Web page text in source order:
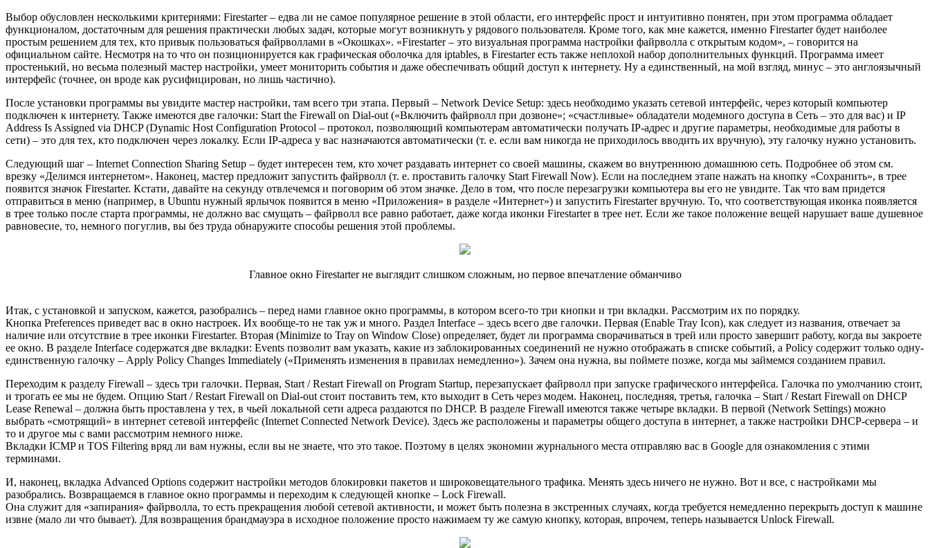
Выбор обусловлен несколькими критериями: Firestarter – едва ли не самое популярное решение в этой области, его интерфейс прост и интуитивно понятен, при этом программа обладает
функционалом, достаточным для решения практически любых задач, которые могут возникнуть у рядового пользователя. Кроме того, как мне кажется, именно Firestarter будет наиболее
простым решением для тех, кто привык пользоваться файрволлами в «Окошках». «Firestarter – это визуальная программа настройки файрволла с открытым кодом», – говорится на
официальном сайте. Несмотря на то что он позиционируется как графическая оболочка для iptables, в Firestarter есть также неплохой набор дополнительных функций. Программа имеет
простенький, но весьма полезный мастер настройки, умеет мониторить события и даже обеспечивать общий доступ к интернету. Ну а единственный, на мой взгляд, минус – это англоязычный
интерфейс (точнее, он вроде как русифицирован, но лишь частично).
После установки программы вы увидите мастер настройки, там всего три этапа. Первый – Network Device Setup: здесь необходимо указать сетевой интерфейс, через который компьютер
подключен к интернету. Также имеются две галочки: Start the Firewall on Dial-out («Включить файрволл при дозвоне»; «счастливые» обладатели модемного доступа в Сеть – это для вас) и IP
Address Is Assigned via DHCP (Dynamic Host Configuration Protocol – протокол, позволяющий компьютерам автоматически получать IP-адрес и другие параметры, необходимые для работы в
сети) – это для тех, кто подключен через локалку. Если IP-адреса у вас назначаются автоматически (т. е. если вам никогда не приходилось вводить их вручную), эту галочку нужно установить.
Следующий шаг – Internet Connection Sharing Setup – будет интересен тем, кто хочет раздавать интернет со своей машины, скажем во внутреннюю домашнюю сеть. Подробнее об этом см.
врезку «Делимся интернетом». Наконец, мастер предложит запустить файрволл (т. е. проставить галочку Start Firewall Now). Если на последнем этапе нажать на кнопку «Сохранить», в трее
появится значок Firestarter. Кстати, давайте на секунду отвлечемся и поговорим об этом значке. Дело в том, что после перезагрузки компьютера вы его не увидите. Так что вам придется
отправиться в меню (например, в Ubuntu нужный ярлычок появится в меню «Приложения» в разделе «Интернет») и запустить Firestarter вручную. То, что соответствующая иконка появляется
в трее только после старта программы, не должно вас смущать – файрволл все равно работает, даже когда иконки Firestarter в трее нет. Если же такое положение вещей нарушает ваше душевное
равновесие, то, немного погуглив, вы без труда обнаружите способы решения этой проблемы.
Главное окно Firestarter не выглядит слишком сложным, но первое впечатление обманчиво
Итак, с установкой и запуском, кажется, разобрались – перед нами главное окно программы, в котором всего-то три кнопки и три вкладки. Рассмотрим их по порядку.
Кнопка Preferences приведет вас в окно настроек. Их вообще-то не так уж и много. Раздел Interface – здесь всего две галочки. Первая (Enable Tray Icon), как следует из названия, отвечает за
наличие или отсутствие в трее иконки Firestarter. Вторая (Minimize to Tray on Window Close) определяет, будет ли программа сворачиваться в трей или просто завершит работу, когда вы закроете
ее окно. В разделе Interface содержатся две вкладки: Events позволит вам указать, какие из заблокированных соединений не нужно отображать в списке событий, а Policy содержит только одну-
единственную галочку – Apply Policy Changes Immediately («Применять изменения в правилах немедленно»). Зачем она нужна, вы поймете позже, когда мы займемся созданием правил.
Переходим к разделу Firewall – здесь три галочки. Первая, Start / Restart Firewall on Program Startup, перезапускает файрволл при запуске графического интерфейса. Галочка по умолчанию стоит,
и трогать ее мы не будем. Опцию Start / Restart Firewall on Dial-out стоит поставить тем, кто выходит в Сеть через модем. Наконец, последняя, третья, галочка – Start / Restart Firewall on DHCP
Lease Renewal – должна быть проставлена у тех, в чьей локальной сети адреса раздаются по DHCP. В разделе Firewall имеются также четыре вкладки. В первой (Network Settings) можно
выбрать «смотрящий» в интернет сетевой интерфейс (Internet Connected Network Device). Здесь же расположены и параметры общего доступа в интернет, а также настройки DHCP-сервера – и
то и другое мы с вами рассмотрим немного ниже.
Вкладки ICMP и TOS Filtering вряд ли вам нужны, если вы не знаете, что это такое. Поэтому в целях экономии журнального места отправляю вас в Google для ознакомления с этими
терминами.
И, наконец, вкладка Advanced Options содержит настройки методов блокировки пакетов и широковещательного трафика. Менять здесь ничего не нужно. Вот и все, с настройками мы
разобрались. Возвращаемся в главное окно программы и переходим к следующей кнопке – Lock Firewall.
Она служит для «запирания» файрволла, то есть прекращения любой сетевой активности, и может быть полезна в экстренных случаях, когда требуется немедленно перекрыть доступ к машине
извне (мало ли что бывает). Для возвращения брандмауэра в исходное положение просто нажимаем ту же самую кнопку, которая, впрочем, теперь называется Unlock Firewall.